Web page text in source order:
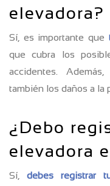
elevadora?
Sí, es importante que
que cubra los
accidentes.
también los daños a la
¿Debo
elevadora
Sí, debes registrar